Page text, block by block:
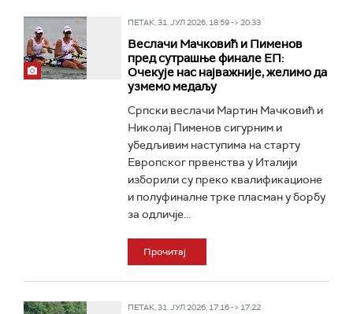
ПЕТАК, 31. ЈУЛ 2026, 18:59 -> 20:33
Веслачи Мачковић и Пименов
пред сутрашње финале ЕП:
Очекује нас најважније, желимо да
узмемо медаљу
Српски веслачи Мартин Мачковић и
Николај Пименов сигурним и
убедљивим наступима на старту
Европског првенства у Италији
изборили су преко квалификационе
и полуфиналне трке пласман у борбу
за одличје...
Прочитај
ПЕТАК, 31. ЈУЛ 2026, 17:16 -> 17:22